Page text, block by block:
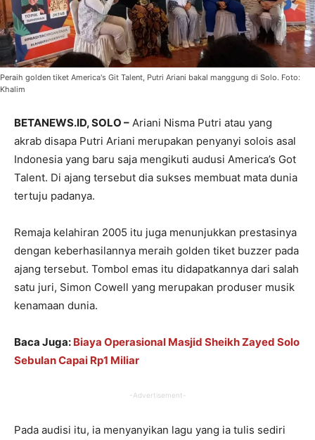
Peraih golden tiket America's Git Talent, Putri Ariani bakal manggung di Solo. Foto:
Khalim
BETANEWS.ID, SOLO – Ariani Nisma Putri atau yang
akrab disapa Putri Ariani merupakan penyanyi solois asal
Indonesia yang baru saja mengikuti audusi America’s Got
Talent. Di ajang tersebut dia sukses membuat mata dunia
tertuju padanya.
Remaja kelahiran 2005 itu juga menunjukkan prestasinya
dengan keberhasilannya meraih golden tiket buzzer pada
ajang tersebut. Tombol emas itu didapatkannya dari salah
satu juri, Simon Cowell yang merupakan produser musik
kenamaan dunia.
Baca Juga: Biaya Operasional Masjid Sheikh Zayed Solo
Sebulan Capai Rp1 Miliar
-Advertisement-
Pada audisi itu, ia menyanyikan lagu yang ia tulis sediri